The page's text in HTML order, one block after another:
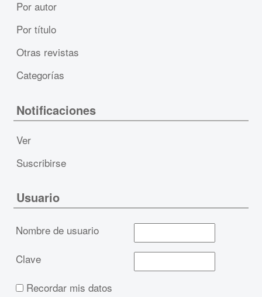
Por autor
Por título
Otras revistas
Categorías
Notificaciones
Ver
Suscribirse
Usuario
Nombre de usuario
Clave
Recordar mis datos